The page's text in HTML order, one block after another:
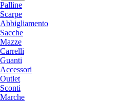
Palline
Scarpe
Abbigliamento
Sacche
Mazze
Carrelli
Guanti
Accessori
Outlet
Sconti
Marche